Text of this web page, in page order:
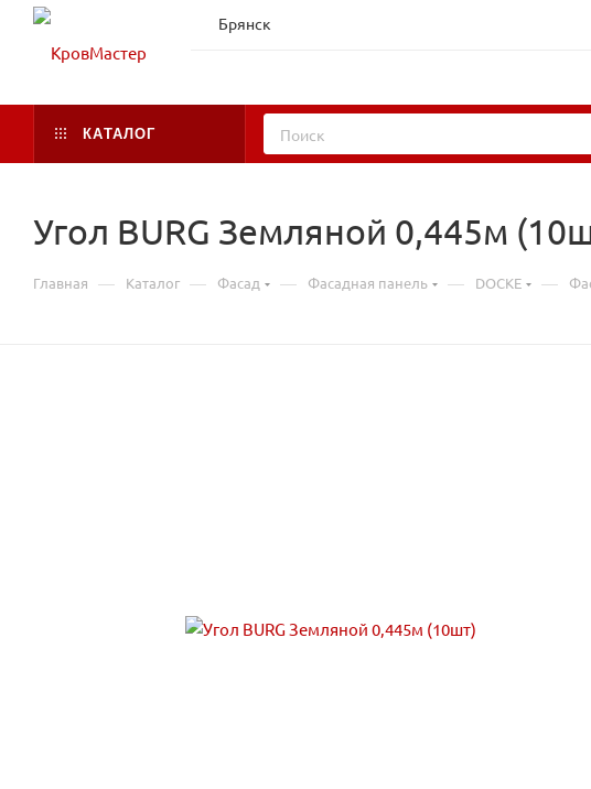
Брянск
КАТАЛОГ
Угол BURG Земляной 0,445м
Главная — Каталог — Фасад — Фасадная панель — DOCKE —